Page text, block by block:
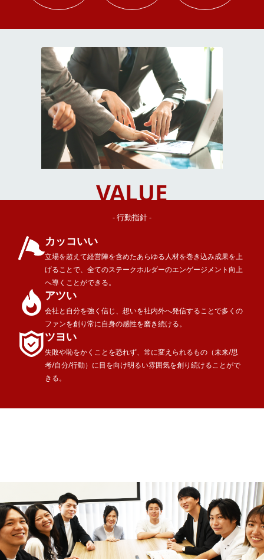
VALUE
- 行動指針 -
カッコいい
立場を超えて経営陣を含めたあらゆる人材を巻き込み成果を上
げることで、全てのステークホルダーのエンゲージメント向上
へ導くことができる。
アツい
会社と自分を強く信じ、想いを社内外へ発信することで多くの
ファンを創り常に自身の感性を磨き続ける。
ツヨい
失敗や恥をかくことを恐れず、常に変えられるもの（未来/思
考/自分/行動）に目を向け明るい雰囲気を創り続けることがで
きる。